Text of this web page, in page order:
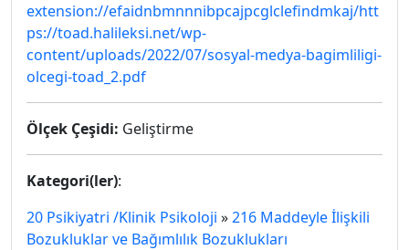
extension://efaidnbmnnnibpcajpcglclefindmkaj/htt
ps://toad.halileksi.net/wp-
content/uploads/2022/07/sosyal-medya-bagimliligi-
olcegi-toad_2.pdf
Ölçek Çeşidi: Geliştirme
Kategori(ler):
20 Psikiyatri /Klinik Psikoloji »216 Maddeyle İlişkili
Bozukluklar ve Bağımlılık Bozuklukları